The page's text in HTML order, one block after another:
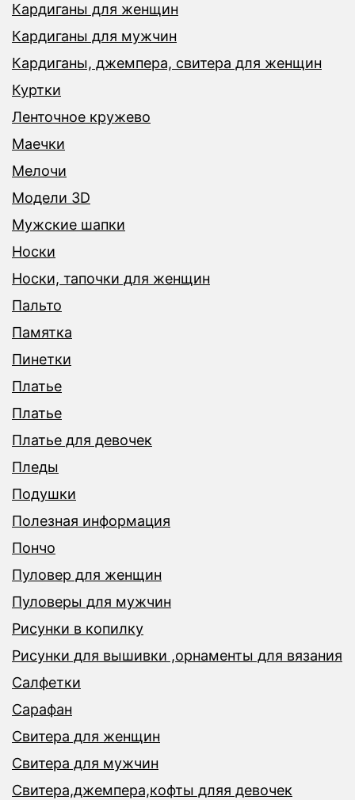
Кардиганы для женщин
Кардиганы для мужчин
Кардиганы, джемпера, свитера для женщин
Куртки
Ленточное кружево
Маечки
Мелочи
Модели 3D
Мужские шапки
Носки
Носки, тапочки для женщин
Пальто
Памятка
Пинетки
Платье
Платье
Платье для девочек
Пледы
Подушки
Полезная информация
Пончо
Пуловер для женщин
Пуловеры для мужчин
Рисунки в копилку
Рисунки для вышивки ,орнаменты для вязания
Салфетки
Сарафан
Свитера для женщин
Свитера для мужчин
Свитера,джемпера,кофты дляя девочек